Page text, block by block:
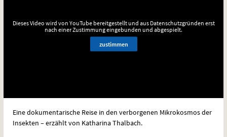
Dieses Video wird von YouTube bereitgestellt und aus Datenschutzgründen erst
nach einer Zustimmung eingebunden und abgespielt.
zustimmen
Eine dokumentarische Reise in den verborgenen Mikrokosmos der
Insekten – erzählt von Katharina Thalbach.